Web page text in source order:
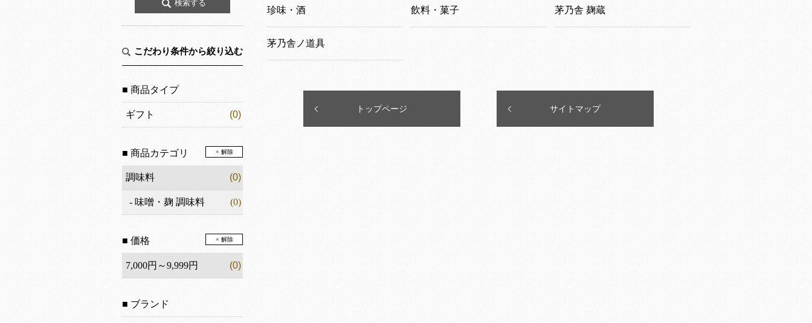
こだわり条件から絞り込む
■ 商品タイプ
ギフト (0)
■ 商品カテゴリ × 解除
調味料 (0)
- 味噌・麹 調味料 (0)
■ 価格 × 解除
7,000円～9,999円 (0)
■ ブランド
珍味・酒 飲料・菓子 茅乃舎 麹蔵
茅乃舎ノ道具
トップページ サイトマップ